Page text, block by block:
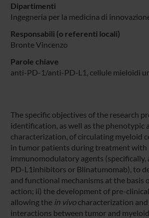
Dipartimenti
Ingegneria per la medicina di
Responsabili (o referenti locali)
Bronte Vincenzo
Parole chiave
anti-PD-1/anti-PD-L1, cellule mieloidi
The specific objectives of the research
identification, as well as the phenotypic
characterization, of circulating myeloid
in tumor patients during treatment with
immunomodulatory agents
PD-L1inhibitors or Blinatumomab), to
and functional mechanisms at the
action; ii) the development of pre-
allowing the in vivocharacterization and
interactions between tumor and